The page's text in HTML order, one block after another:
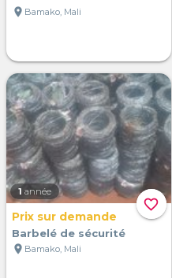
location_on Bamako, Mali
favorite_border
1 année
Prix sur demande
Barbelé de sécurité
location_on Bamako, Mali